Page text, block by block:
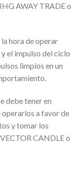
AWAY TRADE o
hora de operar
el impulso del ciclo
limpios en un
debe tener en
operarlos a favor de
y tomar los
CANDLE o